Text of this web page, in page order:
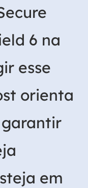
6 na
esse
orienta
em